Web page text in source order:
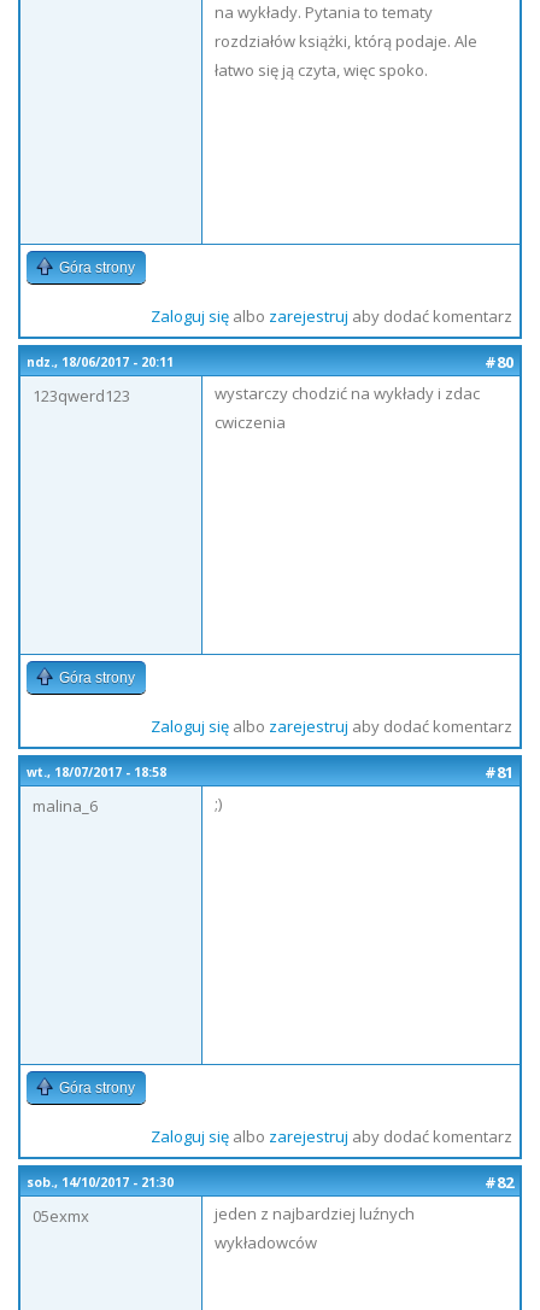
na wykłady. Pytania to tematy
rozdziałów książki, którą podaje. Ale
łatwo się ją czyta, więc spoko.
Góra strony
Zaloguj sięalbo zarejestruj aby dodać komentarz
ndz., 18/06/2017 - 20:11
#80
123qwerd123
wystarczy chodzić na wykłady i zdac
cwiczenia
Góra strony
Zaloguj sięalbo zarejestruj aby dodać komentarz
wt., 18/07/2017 - 18:58
#81
malina_6
;)
Góra strony
Zaloguj sięalbo zarejestruj aby dodać komentarz
sob., 14/10/2017 - 21:30
#82
05exmx
jeden z najbardziej luźnych
wykładowców